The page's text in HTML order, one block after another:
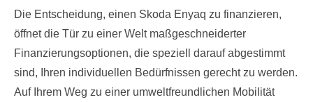
Die Entscheidung, einen Skoda Enyaq zu finanzieren,
öffnet die Tür zu einer Welt maßgeschneiderter
Finanzierungsoptionen, die speziell darauf abgestimmt
sind, Ihren individuellen Bedürfnissen gerecht zu werden.
Auf Ihrem Weg zu einer umweltfreundlichen Mobilität